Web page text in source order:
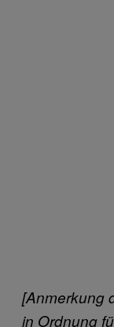
[Anmerkung
in Ordnung